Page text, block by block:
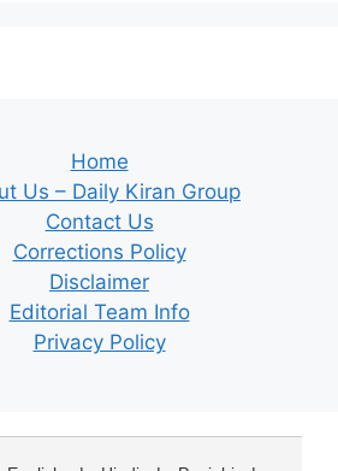
Home
Us – Daily Kiran Group
Contact Us
Corrections Policy
Disclaimer
Editorial Team Info
Privacy Policy